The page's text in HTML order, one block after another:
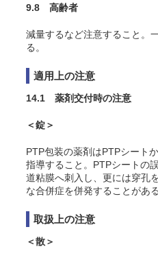
9.8 高齢者
減量するなど注意すること。
る。
適用上の注意
14.1 薬剤交付時の注意
＜錠＞
PTP包装の薬剤はPTPシート
指導すること。PTPシートの
道粘膜へ刺入し、更には穿孔
な合併症を併発することがある
取扱上の注意
＜散＞